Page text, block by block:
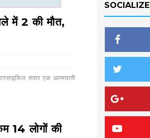
में 2 की मौत,
सवार एक आत्मघाती
14 लोगों की
SOCIALIZE